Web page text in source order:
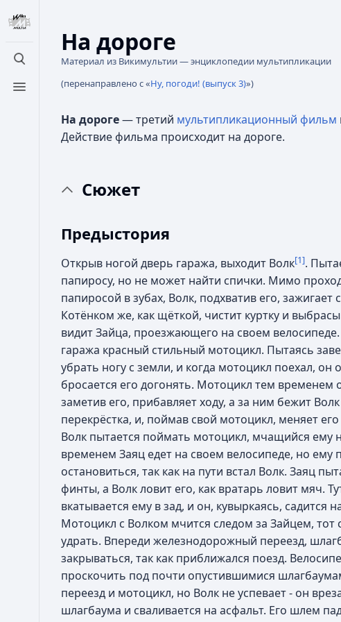
Открыть поиск
Открыть меню
На дороге
Материал из Викимультии — энциклопедии мультипликации
(перенаправлено с «Ну, погоди! (выпуск 3)»)
На дороге— третий мультипликационный фильм
Действие фильма происходит на дороге.
Сюжет
Предыстория
Открыв ногой дверь гаража, выходит Волк[1].
папиросу, но не может найти спички. Мимо
папиросой в зубах, Волк, подхватив его, зажигает
Котёнком же, как щёткой, чистит куртку и
видит Зайца, проезжающего на своем
гаража красный стильный мотоцикл. Пытаясь
убрать ногу с земли, и когда мотоцикл поехал, он
бросается его догонять. Мотоцикл тем временем
заметив его, прибавляет ходу, а за ним бежит
перекрёстка, и, поймав свой мотоцикл, меняет
Волк пытается поймать мотоцикл, мчащийся ему
временем Заяц едет на своем велосипеде, но ему
остановиться, так как на пути встал Волк. Заяц
финты, а Волк ловит его, как вратарь ловит мяч.
вкатывается ему в зад, и он, кувыркаясь, садится
Мотоцикл с Волком мчится следом за Зайцем, тот
удрать. Впереди железнодорожный переезд,
закрываться, так как приближался поезд.
проскочить под почти опустившимися
переезд и мотоцикл, но Волк не успевает - он
шлагбаума и сваливается на асфальт. Его шлем